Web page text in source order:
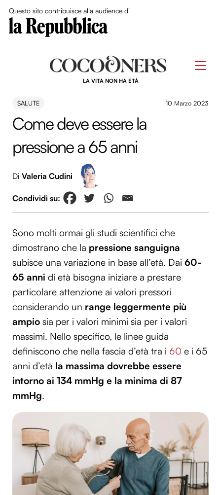
Questo sito contribuisce alla audience di
LA VITA NON HA ETÀ
SALUTE 10 Marzo 2023
Come deve essere la
pressione a 65 anni
Di Valeria Cudini
Sono molti ormai gli studi scientifici che
dimostrano che la pressione sanguigna
subisce una variazione in base all’età. Dai 60-
65 anni di età bisogna iniziare a prestare
particolare attenzione ai valori pressori
considerando un range leggermente più
ampio sia per i valori minimi sia per i valori
massimi. Nello specifico, le linee guida
definiscono che nella fascia d’età tra i 60 e i 65
anni d’età la massima dovrebbe essere
intorno ai 134 mmHg e la minima di 87
mmHg.